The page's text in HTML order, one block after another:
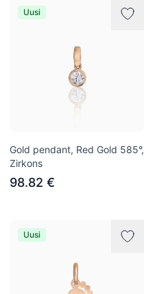
Uusi
Gold pendant, Red Gold 585°,
Zirkons
98.82 €
Uusi